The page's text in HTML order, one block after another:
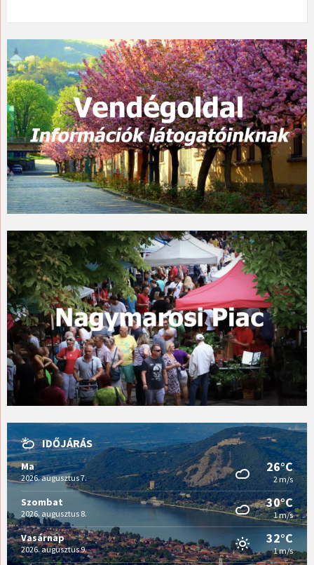
IDŐJÁRÁS
Ma
2026. augusztus 7.
26°C
2 m/s
Szombat
2026. augusztus 8.
30°C
1 m/s
Vasárnap
2026. augusztus 9.
32°C
1 m/s